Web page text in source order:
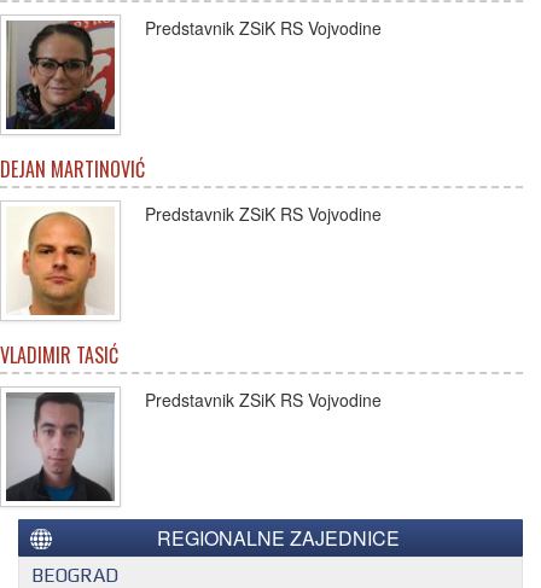
Predstavnik ZSiK RS Vojvodine
DEJAN MARTINOVIĆ
Predstavnik ZSiK RS Vojvodine
VLADIMIR TASIĆ
Predstavnik ZSiK RS Vojvodine
REGIONALNE ZAJEDNICE
BEOGRAD